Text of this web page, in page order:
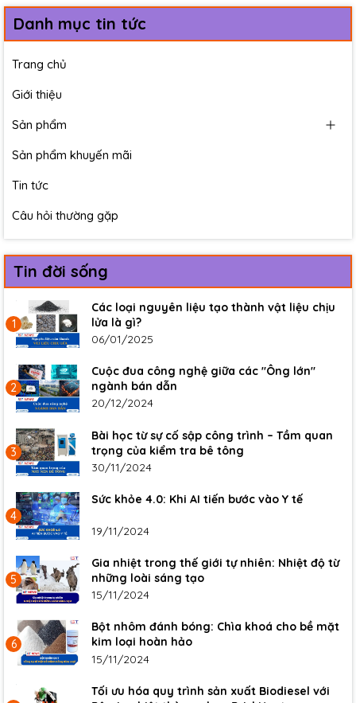
Danh mục tin tức
Trang chủ
Giới thiệu
Sản phẩm
Sản phẩm khuyến mãi
Tin tức
Câu hỏi thường gặp
Tin đời sống
1
Các loại nguyên liệu tạo thành vật liệu chịu
lửa là gì?
06/01/2025
2
Cuộc đua công nghệ giữa các "Ông lớn"
ngành bán dẫn
20/12/2024
3
Bài học từ sự cố sập công trình – Tầm quan
trọng của kiểm tra bê tông
30/11/2024
4
Sức khỏe 4.0: Khi AI tiến bước vào Y tế
19/11/2024
5
Gia nhiệt trong thế giới tự nhiên: Nhiệt độ từ
những loài sáng tạo
15/11/2024
6
Bột nhôm đánh bóng: Chìa khoá cho bề mặt
kim loại hoàn hảo
15/11/2024
Tối ưu hóa quy trình sản xuất Biodiesel với